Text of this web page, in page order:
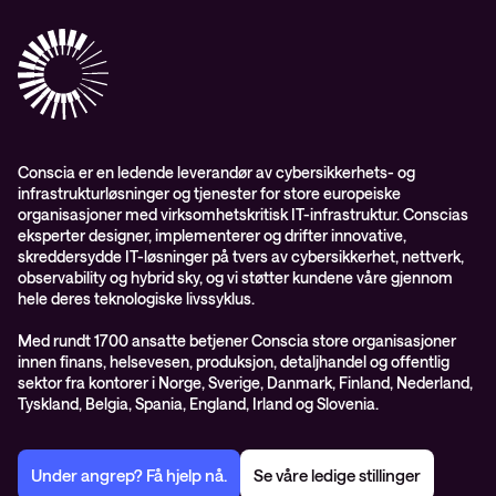
Conscia Education Services
Conscia er en ledende leverandør av cybersikkerhets- og
infrastrukturløsninger og tjenester for store europeiske
organisasjoner med virksomhetskritisk IT-infrastruktur. Conscias
eksperter designer, implementerer og drifter innovative,
skreddersydde IT-løsninger på tvers av cybersikkerhet, nettverk,
observability og hybrid sky, og vi støtter kundene våre gjennom
hele deres teknologiske livssyklus.
Med rundt 1700 ansatte betjener Conscia store organisasjoner
innen finans, helsevesen, produksjon, detaljhandel og offentlig
sektor fra kontorer i Norge, Sverige, Danmark, Finland, Nederland,
Tyskland, Belgia, Spania, England, Irland og Slovenia.
Under angrep? Få hjelp nå. Se våre ledige stillinger